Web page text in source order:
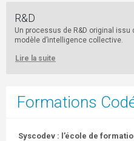
R&D
Un processus de R&D original
modèle d’intelligence collective.
Lire la suite
Formations
Syscodev : l’école de